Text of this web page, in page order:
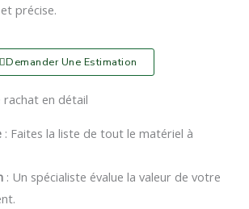
précise.
Demander Une Estimation
rachat en détail
: Faites la liste de tout le matériel à
: Un spécialiste évalue la valeur de votre